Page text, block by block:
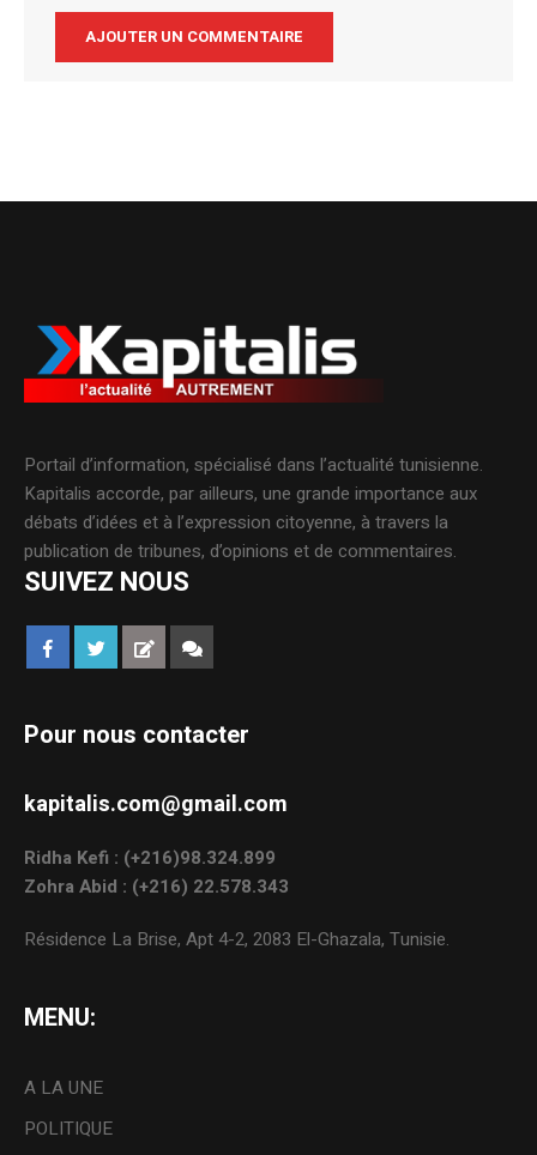
Portail d’information, spécialisé dans l’actualité tunisienne.
Kapitalis accorde, par ailleurs, une grande importance aux
débats d’idées et à l’expression citoyenne, à travers la
publication de tribunes, d’opinions et de commentaires.
SUIVEZ NOUS
Pour nous contacter
kapitalis.com@gmail.com
Ridha Kefi : (+216)98.324.899
Zohra Abid : (+216) 22.578.343
Résidence La Brise, Apt 4-2, 2083 El-Ghazala, Tunisie.
MENU:
A LA UNE
POLITIQUE